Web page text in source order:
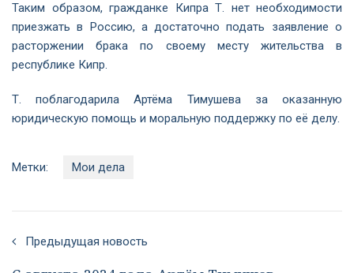
Таким образом, гражданке Кипра Т. нет необходимости
приезжать в Россию, а достаточно подать заявление о
расторжении брака по своему месту жительства в
республике Кипр.
Т. поблагодарила Артёма Тимушева за оказанную
юридическую помощь и моральную поддержку по её делу.
Метки: Мои дела
Предыдущая новость